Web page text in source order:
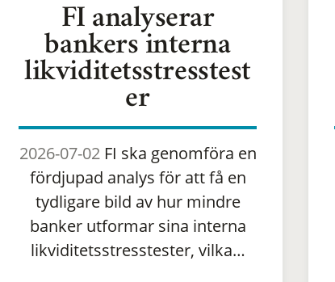
FI analyserar
bankers interna
likviditetsstresstest
er
2026-07-02FI ska genomföra en
fördjupad analys för att få en
tydligare bild av hur mindre
banker utformar sina interna
likviditetsstresstester, vilka…